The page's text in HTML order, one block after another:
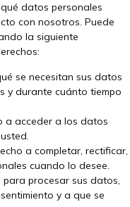
datos personales
con nosotros. Puede
la siguiente
se necesitan sus datos
y durante cuánto tiempo
a acceder a los datos
a completar, rectificar,
cuando lo desee.
procesar sus datos,
y a que se